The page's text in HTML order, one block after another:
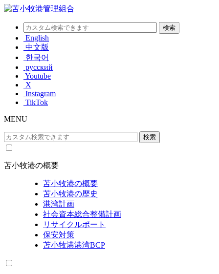
English
中文版
한국어
русский
Youtube
X
Instagram
TikTok
MENU
苫小牧港の概要
苫小牧港の概要
苫小牧港の歴史
港湾計画
社会資本総合整備計画
リサイクルポート
保安対策
苫小牧港港湾BCP